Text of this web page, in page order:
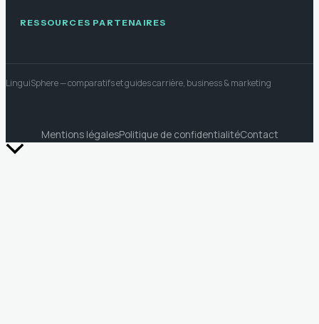
RESSOURCES PARTENAIRES
LinguiSphere— comparatifs et guides carrière, business & marketing
Mentions légalesPolitique de confidentialitéContact